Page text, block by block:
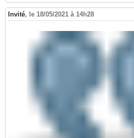
Invité, le 18/05/2021 à 14h28